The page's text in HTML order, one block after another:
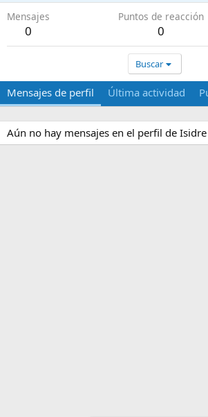
Mensajes
0
Puntos de reacción
0
Buscar
Mensajes de perfil Última actividad
Aún no hay mensajes en el perfil de